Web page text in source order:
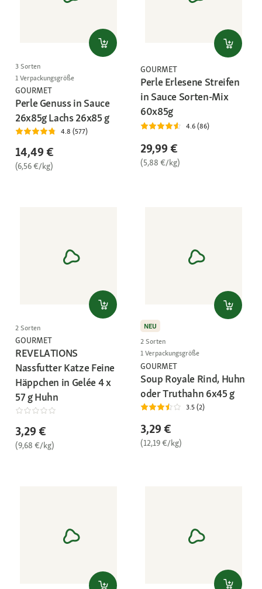
3 Sorten
1 Verpackungsgröße
GOURMET
Perle Genuss in Sauce
26x85g Lachs 26x85 g
4.8 (577)
14,49 €
(6,56 €/kg)
GOURMET
Perle Erlesene Streifen
in Sauce Sorten-Mix
60x85g
4.6 (86)
29,99 €
(5,88 €/kg)
2 Sorten
GOURMET
REVELATIONS
Nassfutter Katze Feine
Häppchen in Gelée 4 x
57 g Huhn
3,29 €
(9,68 €/kg)
NEU
2 Sorten
1 Verpackungsgröße
GOURMET
Soup Royale Rind, Huhn
oder Truthahn 6x45 g
3.5 (2)
3,29 €
(12,19 €/kg)